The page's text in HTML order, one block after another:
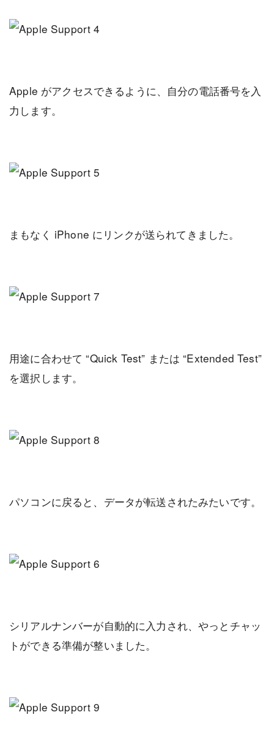
Apple がアクセスできるように、自分の電話番号を入
力します。
まもなく iPhone にリンクが送られてきました。
用途に合わせて “Quick Test” または “Extended Test”
を選択します。
パソコンに戻ると、データが転送されたみたいです。
シリアルナンバーが自動的に入力され、やっとチャッ
トができる準備が整いました。